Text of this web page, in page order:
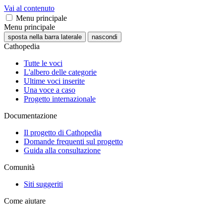
Vai al contenuto
Menu principale
Menu principale
sposta nella barra laterale nascondi
Cathopedia
Tutte le voci
L'albero delle categorie
Ultime voci inserite
Una voce a caso
Progetto internazionale
Documentazione
Il progetto di Cathopedia
Domande frequenti sul progetto
Guida alla consultazione
Comunità
Siti suggeriti
Come aiutare